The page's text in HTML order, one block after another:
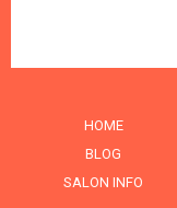
HOME
BLOG
SALON INFO